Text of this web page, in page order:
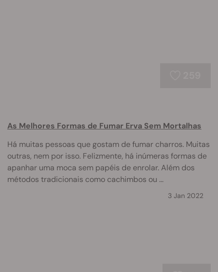
As Melhores Formas de Fumar Erva Sem Mortalhas
Há muitas pessoas que gostam de fumar charros. Muitas
outras, nem por isso. Felizmente, há inúmeras formas de
apanhar uma moca sem papéis de enrolar. Além dos
métodos tradicionais como cachimbos ou ...
3 Jan 2022